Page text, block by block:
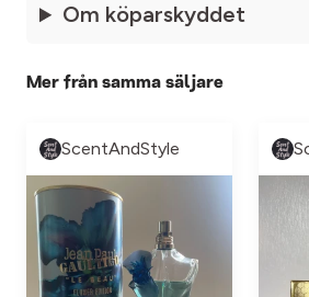
Om köparskyddet
Mer från samma säljare
ScentAndStyle